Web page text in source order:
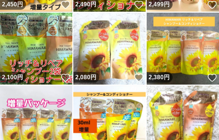
2,450円 いいね！
2,490円 いいね！
2,499円
2,100円 いいね！
2,080円 いいね！
2,380円